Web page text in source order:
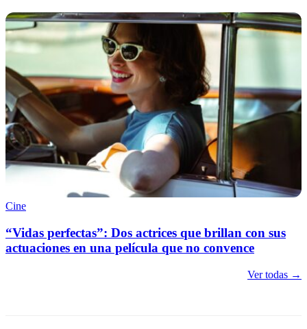
Cine
“Vidas perfectas”: Dos actrices que brillan con sus
actuaciones en una película que no convence
Ver todas →